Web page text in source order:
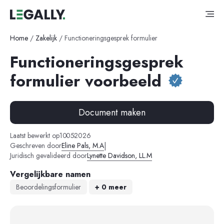
Home / Zakelijk / Functioneringsgesprek formulier
Functioneringsgesprek
formulier voorbeeld
Document maken
Laatst bewerkt op10-05-2026
Geschreven doorEline Pals, M.A|
Juridisch gevalideerd doorLynette Davidson, LL.M
Vergelijkbare namen
Beoordelingsformulier + 0 meer